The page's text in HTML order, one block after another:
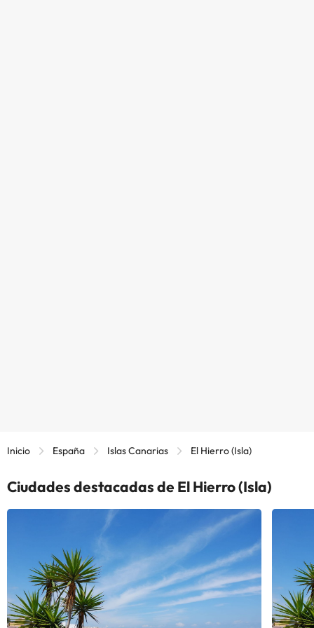
Inicio España Islas Canarias El Hierro (Isla)
Ciudades destacadas de El Hierro (Isla)